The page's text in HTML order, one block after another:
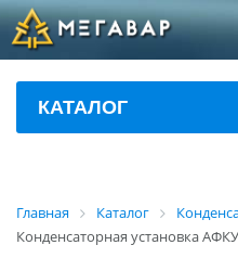
КАТАЛОГ
Главная Каталог
Конденсаторная установка